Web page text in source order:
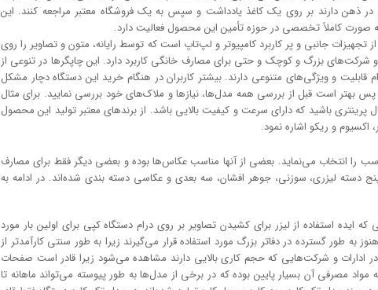
در ذهن دارند بر روی یک کاغذ یادداشت و سپس به یک فروشگاه معتبر مراجعه کنند. این
صورت کاملاً تخصصی در حوزه تأمین این محصول فعالیت دارد.
جانبی و پر کاربرد کامپیوتر و لپ‌تاپ است که توسط رایانه، متون و تصاویر را روی
شرکت‌های بزرگ و کوچک و حتی برای مصارف خانگی کاربرد دارد. این چاپگر‌ها در تنوعی از
قابلیت و ویژگی‌های متنوعی دارند. بیشتر کاربران در هنگام خرید این دستگاه دچار مشکل
است قبل از بررسی همه مدل‌ها، نیاز‌ها و ملاک‌های خود بررسی نمایید. برای مثال
باشید که دارای سرعت و کیفیت بالایی باشد. از برند‌های معتبر تولید این محصول
اکسیوم و ریکو اشاره نمود.
را انتخاب می‌نماید. بعضی از آنها مناسب عکاس‌ها بوده و بعضی دیگر فقط برای مصارف
دسته لیزری، سوزنی، جوهر افشان، سه بعدی و عکاسی دسته بندی شده‌اند. در ادامه به
توسط زیراکس در دهه 1960 و زمانی که ایده استفاده از لیزر برای کشیدن تصاویر بر روی درام دستگاه کپی برای اولین بار مورد
به طور گسترده در دفاتر بزرگ مورد استفاده قرار می‌گیرند زیرا به طور سنتی کارآمد‌‌تر از
ادارات و شرکت‌هایی که حجم کاری بالایی دارند مشاهده می‌شود زیرا قادر است صفحات
مصرفی آن بسیار پایین بوده که در برخی از مدل‌ها به طور پیوسته می‌تواند ماهانه تا